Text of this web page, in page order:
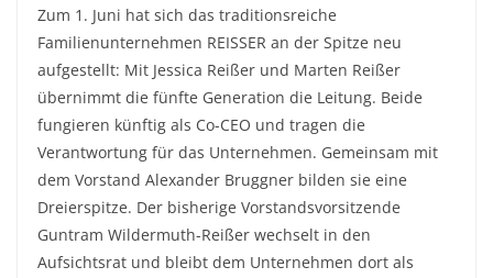
Zum 1. Juni hat sich das traditionsreiche
Familienunternehmen REISSER an der Spitze neu
aufgestellt: Mit Jessica Reißer und Marten Reißer
übernimmt die fünfte Generation die Leitung. Beide
fungieren künftig als Co-CEO und tragen die
Verantwortung für das Unternehmen. Gemeinsam mit
dem Vorstand Alexander Bruggner bilden sie eine
Dreierspitze. Der bisherige Vorstandsvorsitzende
Guntram Wildermuth-Reißer wechselt in den
Aufsichtsrat und bleibt dem Unternehmen dort als